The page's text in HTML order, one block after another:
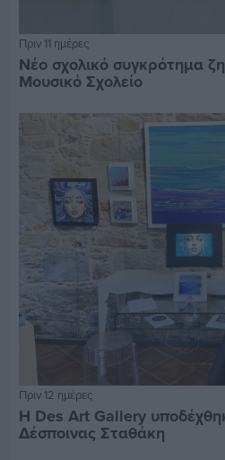
Πριν 11 ημέρες
Νέο σχολικό συγκρότημα
Μουσικό Σχολείο
Πριν 12 ημέρες
Η Des Art Gallery
Δέσποινας Σταθάκη